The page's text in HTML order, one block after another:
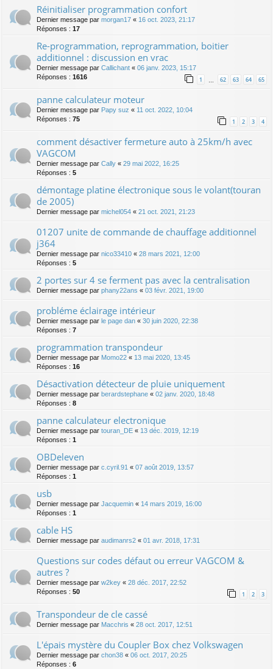
Réinitialiser programmation confort
Dernier message par morgan17 « 16 oct. 2023, 21:17
Réponses : 17
Re-programmation, reprogrammation, boitier
additionnel : discussion en vrac
Dernier message par Callichant « 06 janv. 2023, 15:17
Réponses : 1616 1 62 63 64 65
panne calculateur moteur
Dernier message par Papy suz « 11 oct. 2022, 10:04
Réponses : 75 1 2 3 4
comment désactiver fermeture auto à 25km/h avec
VAGCOM
Dernier message par Cally « 29 mai 2022, 16:25
Réponses : 5
démontage platine électronique sous le volant(touran
de 2005)
Dernier message par michel054 « 21 oct. 2021, 21:23
01207 unite de commande de chauffage additionnel
j364
Dernier message par nico33410 « 28 mars 2021, 12:00
Réponses : 5
2 portes sur 4 se ferment pas avec la centralisation
Dernier message par phany22ans « 03 févr. 2021, 19:00
probléme éclairage intérieur
Dernier message par le page dan « 30 juin 2020, 22:38
Réponses : 7
programmation transpondeur
Dernier message par Momo22 « 13 mai 2020, 13:45
Réponses : 16
Désactivation détecteur de pluie uniquement
Dernier message par berardstephane « 02 janv. 2020, 18:48
Réponses : 8
panne calculateur electronique
Dernier message par touran_DE « 13 déc. 2019, 12:19
Réponses : 1
OBDeleven
Dernier message par c.cyril.91 « 07 août 2019, 13:57
Réponses : 1
usb
Dernier message par Jacquemin « 14 mars 2019, 16:00
Réponses : 1
cable HS
Dernier message par audimanrs2 « 01 avr. 2018, 17:31
Questions sur codes défaut ou erreur VAGCOM &
autres ?
Dernier message par w2key « 28 déc. 2017, 22:52
Réponses : 50 1 2 3
Transpondeur de cle cassé
Dernier message par Macchris « 28 oct. 2017, 12:51
L'épais mystère du Coupler Box chez Volkswagen
Dernier message par chon38 « 06 oct. 2017, 20:25
Réponses : 6